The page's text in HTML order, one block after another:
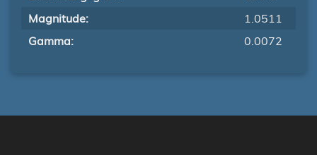
Magnitude:
1.0511
Gamma:
0.0072